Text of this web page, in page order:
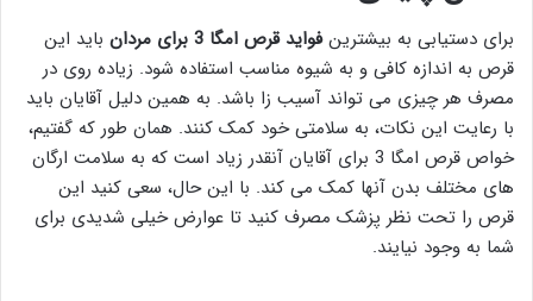
برای دستیابی به بیشترینفواید قرص امگا 3 برای مردان
باید این
قرص به اندازه کافی و به شیوه مناسب استفاده شود. زیاده روی در
مصرف هر چیزی می تواند آسیب زا باشد. به همین دلیل آقایان باید
با رعایت این نکات، به سلامتی خود کمک کنند. همان طور که گفتیم،
خواص قرص امگا 3 برای آقایان آنقدر زیاد است که به سلامت ارگان
های مختلف بدن آنها کمک می کند. با این حال، سعی کنید این
قرص را تحت نظر پزشک مصرف کنید تا عوارض خیلی شدیدی برای
شما به وجود نیایند.